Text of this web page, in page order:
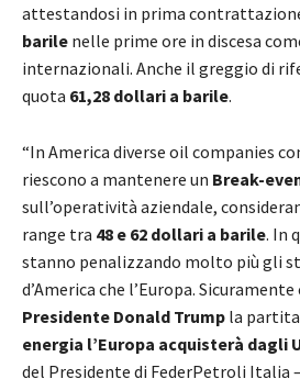
attestandosi in prima
barile nelle prime ore in discesa
internazionali. Anche il greggio di
quota 61,28 dollari a barile.
“In America diverse oil companies
riescono a mantenere un Break-
sull’operatività aziendale,
range tra 48 e 62 dollari a barile. In
stanno penalizzando molto più gli
d’America che l’Europa.
Presidente Donald Trump la partita
energia l’Europa acquisterà dagli
del Presidente di FederPetroli Italia –